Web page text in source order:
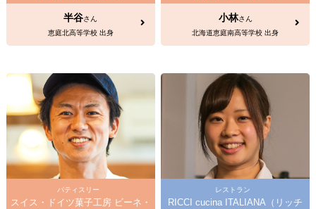
半谷さん
恵庭北高等学校 出身
小林さん
北海道恵庭南高等学校 出身
パティスリー
スイス・ドイツ菓子工房 ビーネ・
レストラン
RICCI cucina ITALIANA（リッチ